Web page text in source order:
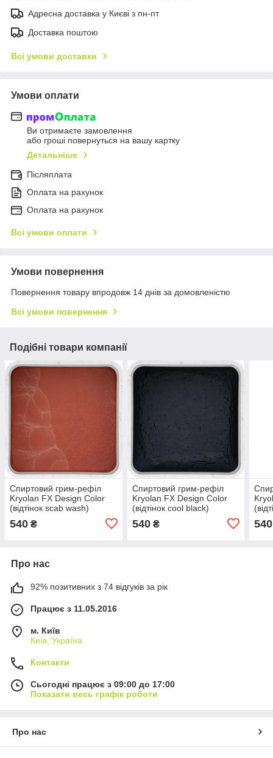
Адресна доставка у Києві з пн-пт
Доставка поштою
Всі умови доставки
Умови оплати
Ви отримаєте замовлення
або гроші повернуться на вашу картку
Детальніше
Післяплата
Оплата на рахунок
Оплата на рахунок
Всі умови оплати
Умови повернення
Повернення товару впродовж 14 днів за домовленістю
Всі умови повернення
Подібні товари компанії
Спиртовий грим-рефіл
Kryolan FX Design Color
(відтінок scab wash)
540 ₴
Спиртовий грим-рефіл
Kryolan FX Design Color
(відтінок cool black)
540₴ 540
Про нас
92% позитивних з 74 відгуків за рік
Працює з 11.05.2016
м. Київ
Київ, Україна
Контакти
Сьогодні працює з 09:00 до 17:00
Показати весь графік роботи
Про нас